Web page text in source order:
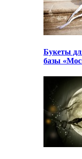
Букеты
базы